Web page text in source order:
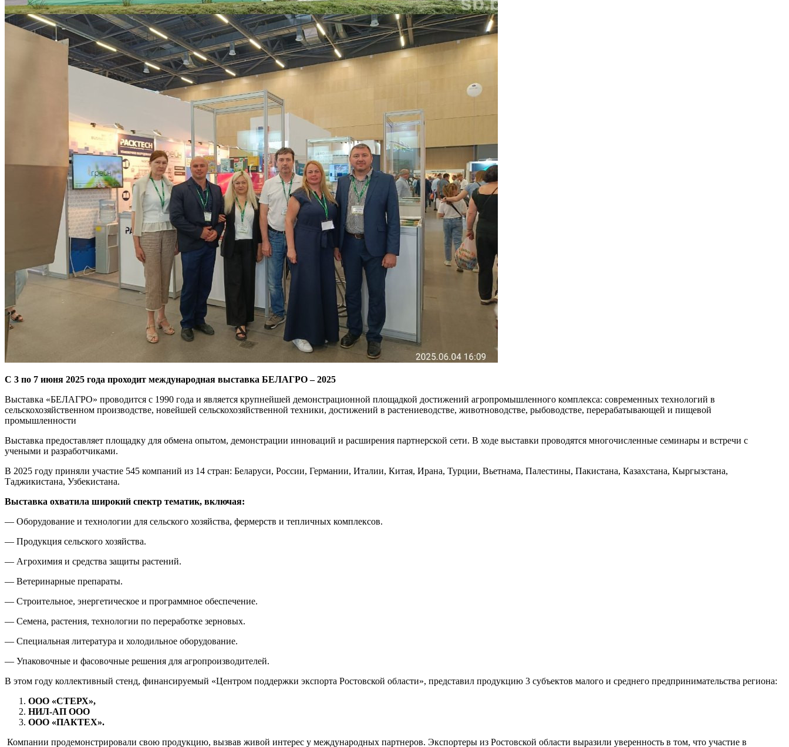
С 3 по 7 июня 2025 года проходит международная выставка БЕЛАГРО – 2025
Выставка «БЕЛАГРО» проводится с 1990 года и является крупнейшей демонстрационной площадкой достижений агропромышленного комплекса: современных технологий в
сельскохозяйственном производстве, новейшей сельскохозяйственной техники, достижений в растениеводстве, животноводстве, рыбоводстве, перерабатывающей и пищевой
промышленности
Выставка предоставляет площадку для обмена опытом, демонстрации инноваций и расширения партнерской сети. В ходе выставки проводятся многочисленные семинары и встречи с
учеными и разработчиками.
В 2025 году приняли участие 545 компаний из 14 стран: Беларуси, России, Германии, Италии, Китая, Ирана, Турции, Вьетнама, Палестины, Пакистана, Казахстана, Кыргызстана,
Таджикистана, Узбекистана.
Выставка охватила широкий спектр тематик, включая:
— Оборудование и технологии для сельского хозяйства, фермерств и тепличных комплексов.
— Продукция сельского хозяйства.
— Агрохимия и средства защиты растений.
— Ветеринарные препараты.
— Строительное, энергетическое и программное обеспечение.
— Семена, растения, технологии по переработке зерновых.
— Специальная литература и холодильное оборудование.
— Упаковочные и фасовочные решения для агропроизводителей.
В этом году коллективный стенд, финансируемый «Центром поддержки экспорта Ростовской области», представил продукцию 3 субъектов малого и среднего предпринимательства региона:
ООО «СТЕРХ»,
НИЛ-АП ООО
ООО «ПАКТЕХ».
Компании продемонстрировали свою продукцию, вызвав живой интерес у международных партнеров. Экспортеры из Ростовской области выразили уверенность в том, что участие в